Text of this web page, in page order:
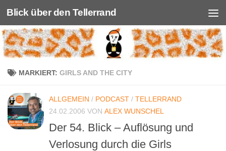
Unter dem Inhalt
Blick über den Tellerrand
MARKIERT: GIRLS AND THE CITY
ALLGEMEIN / PODCAST / TELLERRAND
24.02.2006 VON ALEX WUNSCHEL
Der 54. Blick – Auflösung und
Verlosung durch die Girls